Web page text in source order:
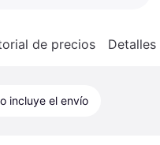
de precios
incluye el envío